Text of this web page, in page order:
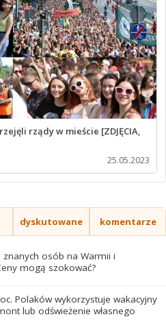
rządy w mieście [ZDJĘCIA,
25.05.2023
dyskutowane komentarze
osób na Warmii i
mogą szokować?
Polaków wykorzystuje wakacyjny
lub odświeżenie własnego